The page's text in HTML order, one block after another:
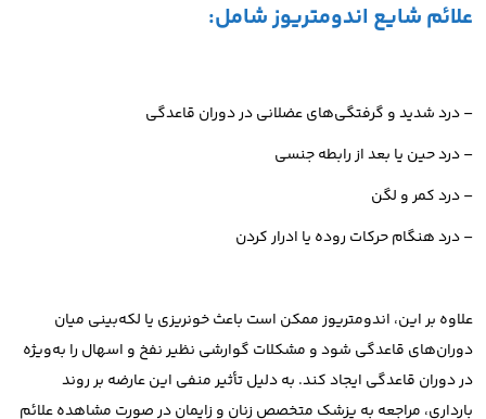
علائم شایع اندومتریوز شامل:
– درد شدید و گرفتگی‌های عضلانی در دوران قاعدگی
– درد حین یا بعد از رابطه جنسی
– درد کمر و لگن
– درد هنگام حرکات روده یا ادرار کردن
علاوه بر این، اندومتریوز ممکن است باعث خونریزی یا لکه‌بینی میان
دوران‌های قاعدگی شود و مشکلات گوارشی نظیر نفخ و اسهال را به‌ویژه
در دوران قاعدگی ایجاد کند. به دلیل تأثیر منفی این عارضه بر روند
بارداری، مراجعه به پزشک متخصص زنان و زایمان در صورت مشاهده علائم